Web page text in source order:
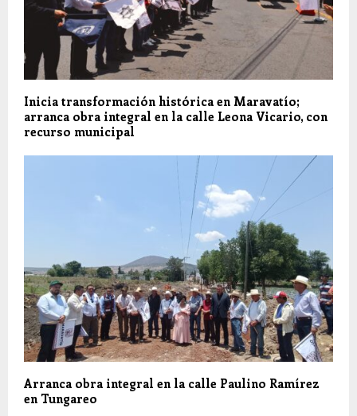
Inicia transformación histórica en Maravatío;
arranca obra integral en la calle Leona Vicario, con
recurso municipal
Arranca obra integral en la calle Paulino Ramírez
en Tungareo